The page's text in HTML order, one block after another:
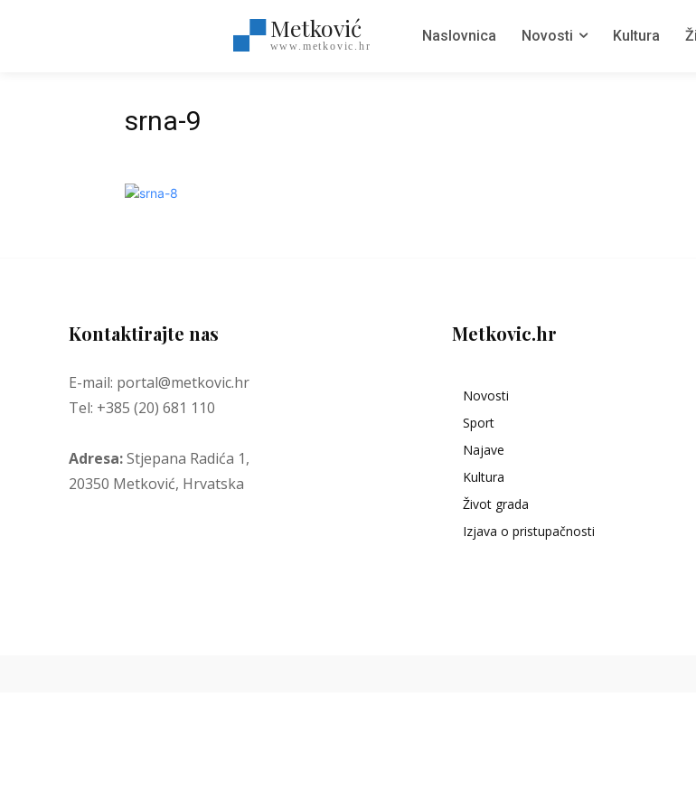
Metković
www.metkovic.hr
Naslovnica Novosti Kultura
srna-9
Kontaktirajte nas
E-mail: portal@metkovic.hr
Tel: +385 (20) 681 110
Adresa:Stjepana Radića 1,
20350 Metković, Hrvatska
Metkovic.hr
Novosti
Sport
Najave
Kultura
Život grada
Izjava o pristupačnosti